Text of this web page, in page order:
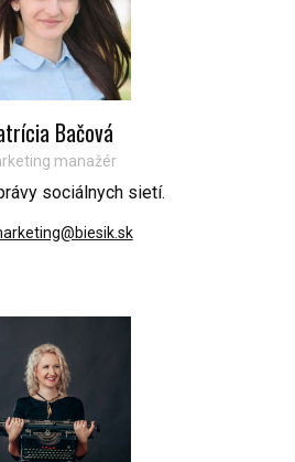
Bačová
manažér
sociálnych sietí.